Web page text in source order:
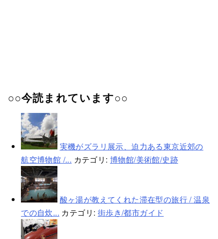
○○今読まれています○○
実機がズラリ展示、迫力ある東京近郊の
航空博物館 /... カテゴリ: 博物館/美術館/史跡
酸ヶ湯が教えてくれた滞在型の旅行 / 温泉
での自炊... カテゴリ: 街歩き/都市ガイド